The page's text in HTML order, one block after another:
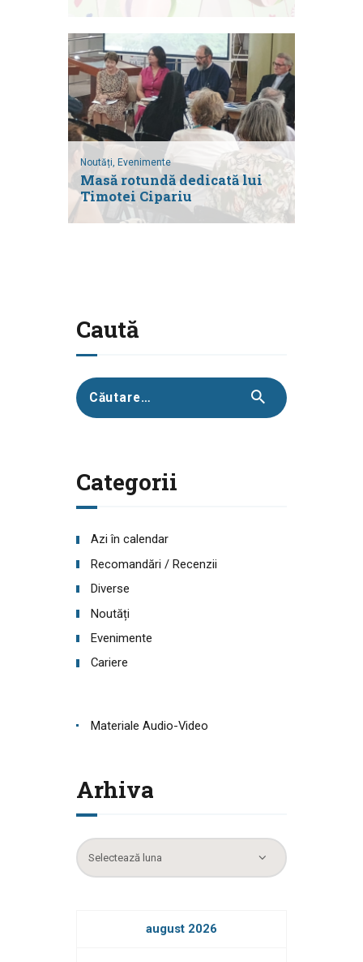
Noutăți, Evenimente
Masă rotundă dedicată lui
Timotei Cipariu
Caută
Caută
după:
Categorii
Azi în calendar
Recomandări / Recenzii
Diverse
Noutăți
Evenimente
Cariere
Materiale Audio-Video
Arhiva
Arhiva
august 2026